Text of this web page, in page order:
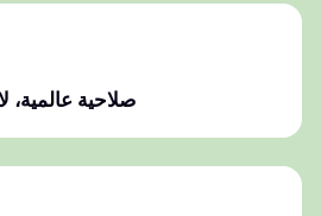
صلاحية عالمية،